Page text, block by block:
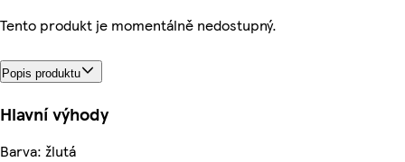
Tento produkt je momentálně nedostupný.
Popis produktu
Hlavní výhody
Barva: žlutá